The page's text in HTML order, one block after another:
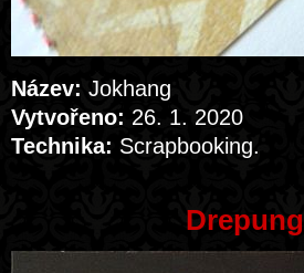
Název: Jokhang
Vytvořeno: 26. 1. 2020
Technika: Scrapbooking.
Drepung